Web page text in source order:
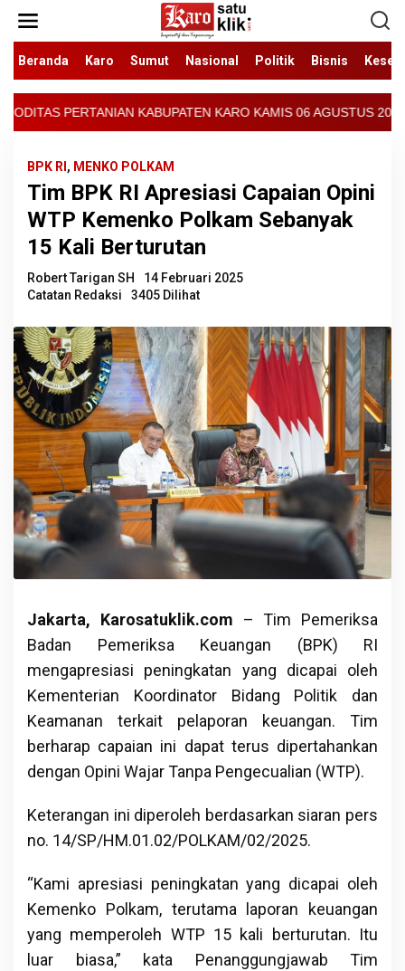
konten
Beranda
Karo Sumut Nasional Politik Bisnis
KARO KAMIS 06 AGUSTUS 2026 - ARCIS
BPK RI , MENKO POLKAM
Tim BPK RI Apresiasi Capaian Opini
WTP Kemenko Polkam Sebanyak
15 Kali Berturutan
Robert Tarigan SH
14 Februari 2025
Catatan Redaksi
3405 Dilihat
Jakarta, Karosatuklik.com – Tim Pemeriksa
Badan Pemeriksa Keuangan (BPK) RI
mengapresiasi peningkatan yang dicapai oleh
Kementerian Koordinator Bidang Politik dan
Keamanan terkait pelaporan keuangan. Tim
berharap capaian ini dapat terus dipertahankan
dengan Opini Wajar Tanpa Pengecualian (WTP).
Keterangan ini diperoleh berdasarkan siaran pers
no. 14/SP/HM.01.02/POLKAM/02/2025.
“Kami apresiasi peningkatan yang dicapai oleh
Kemenko Polkam, terutama laporan keuangan
yang memperoleh WTP 15 kali berturutan. Itu
luar biasa,” kata Penanggungjawab Tim